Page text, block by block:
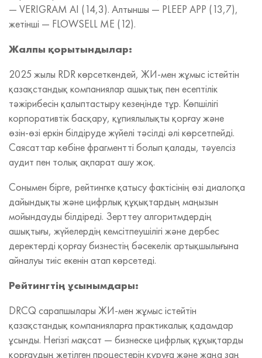
— VERIGRAM AI (14,3). Алтыншы — PLEEP APP (13,7),
жетінші — FLOWSELL ME (12).
Жалпы қорытындылар:
2025 жылы RDR көрсеткендей, ЖИ‑мен жұмыс істейтін
қазақстандық компаниялар ашықтық пен есептілік
тәжірибесін қалыптастыру кезеңінде тұр. Көпшілігі
корпоративтік басқару, құпиялылықты қорғау және
өзін‑өзі еркін білдіруде жүйелі тәсілді әлі көрсетпейді.
Саясаттар көбіне фрагментті болып қалады, тәуелсіз
аудит пен толық ақпарат ашу жоқ.
Сонымен бірге, рейтингке қатысу фактісінің өзі диалогқа
дайындықты және цифрлық құқықтардың маңызын
мойындауды білдіреді. Зерттеу алгоритмдердің
ашықтығы, жүйелердің кемсітпеушілігі және дербес
деректерді қорғау бизнестің бәсекелік артықшылығына
айналуы тиіс екенін атап көрсетеді.
Рейтингтің ұсынымдары:
DRCQ сарапшылары ЖИ‑мен жұмыс істейтін
қазақстандық компанияларға практикалық қадамдар
ұсынды. Негізгі мақсат — бизнеске цифрлық құқықтарды
қорғаудың жетілген процестерін құруға және жаңа заң